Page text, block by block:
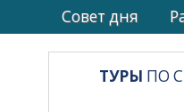
Cовет дня
ТУРЫ ПО